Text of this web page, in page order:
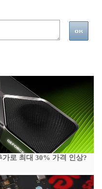
로 최대 30% 가격 인상?